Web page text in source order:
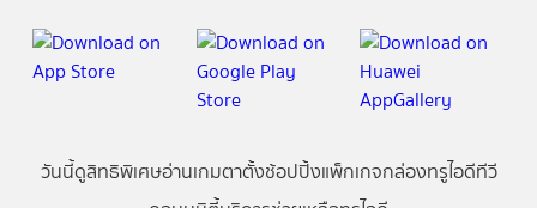
วันนี้ดูสิทธิพิเศษอ่านเกมตาตั้งช้อปปิ้งแพ็กเกจกล่องทรูไอดีทีวี